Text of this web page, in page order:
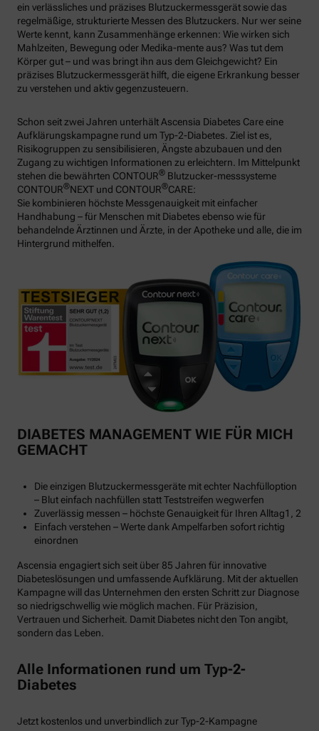
ein verlässliches und präzises Blutzuckermessgerät sowie das
regelmäßige, strukturierte Messen des Blutzuckers. Nur wer seine
Werte kennt, kann Zusammenhänge erkennen: Wie wirken sich
Mahlzeiten, Bewegung oder Medika-mente aus? Was tut dem
Körper gut – und was bringt ihn aus dem Gleichgewicht? Ein
präzises Blutzuckermessgerät hilft, die eigene Erkrankung besser
zu verstehen und aktiv gegenzusteuern.
Schon seit zwei Jahren unterhält Ascensia Diabetes Care eine
Aufklärungskampagne rund um Typ-2-Diabetes. Ziel ist es,
Risikogruppen zu sensibilisieren, Ängste abzubauen und den
Zugang zu wichtigen Informationen zu erleichtern. Im Mittelpunkt
stehen die bewährten CONTOUR® Blutzucker-messsysteme
CONTOUR®NEXT und CONTOUR®CARE:
Sie kombinieren höchste Messgenauigkeit mit einfacher
Handhabung – für Menschen mit Diabetes ebenso wie für
behandelnde Ärztinnen und Ärzte, in der Apotheke und alle, die im
Hintergrund mithelfen.
DIABETES MANAGEMENT WIE FÜR MICH
GEMACHT
Die einzigen Blutzuckermessgeräte mit echter Nachfülloption
– Blut einfach nachfüllen statt Teststreifen wegwerfen
Zuverlässig messen – höchste Genauigkeit für Ihren Alltag1, 2
Einfach verstehen – Werte dank Ampelfarben sofort richtig
einordnen
Ascensia engagiert sich seit über 85 Jahren für innovative
Diabeteslösungen und umfassende Aufklärung. Mit der aktuellen
Kampagne will das Unternehmen den ersten Schritt zur Diagnose
so niedrigschwellig wie möglich machen. Für Präzision,
Vertrauen und Sicherheit. Damit Diabetes nicht den Ton angibt,
sondern das Leben.
Alle Informationen rund um Typ-2-
Diabetes
Jetzt kostenlos und unverbindlich zur Typ-2-Kampagne